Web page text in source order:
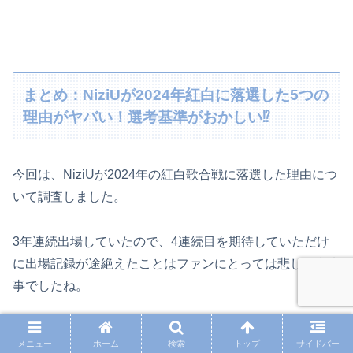
まとめ：NiziUが2024年紅白に落選した5つの
理由がヤバい！選考基準がおかしい⁉
今回は、NiziUが2024年の紅白歌合戦に落選した理由につ
いて調査しました。
3年連続出場していたので、4連続目を期待していただけ
に出場記録が途絶えたことはファンにとっては悲しい出来
事でしたね。
ウインターツアーも控えており、多忙であることが一番の
メニュー ホーム 検索 トップ サイドバー